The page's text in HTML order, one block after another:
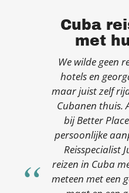
Cuba
met
We wilde geen
hotels en
maar juist zelf
Cubanen thuis.
bij Better
persoonlijke
Reisspecialist
reizen in Cuba
meteen met een